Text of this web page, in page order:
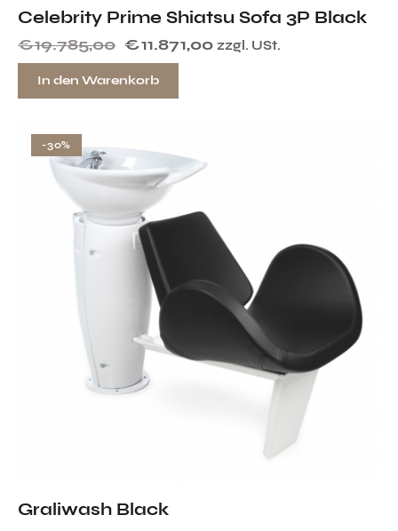
Celebrity Prime Shiatsu Sofa 3P Black
€19.785,00 €11.871,00 zzgl. USt.
In den Warenkorb
-30%
Graliwash Black